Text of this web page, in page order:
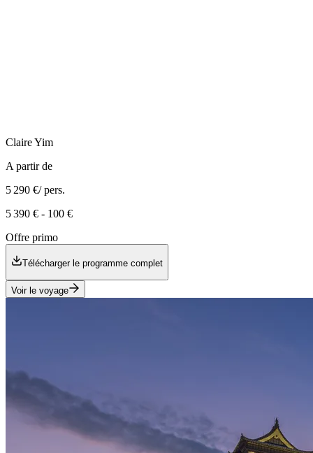
ClaireYim
A partir de
5 290 €/ pers.
5 390 € - 100 €
Offre primo
Télécharger le programme complet
Voir le voyage